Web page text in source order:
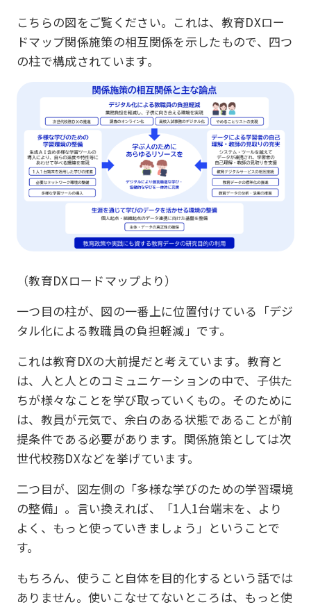
こちらの図をご覧ください。これは、教育DXロー
ドマップ関係施策の相互関係を示したもので、四つ
の柱で構成されています。
（教育DXロードマップより）
一つ目の柱が、図の一番上に位置付けている「デジ
タル化による教職員の負担軽減」です。
これは教育DXの大前提だと考えています。教育と
は、人と人とのコミュニケーションの中で、子供た
ちが様々なことを学び取っていくもの。そのために
は、教員が元気で、余白のある状態であることが前
提条件である必要があります。関係施策としては次
世代校務DXなどを挙げています。
二つ目が、図左側の「多様な学びのための学習環境
の整備」。言い換えれば、「1人1台端末を、より
よく、もっと使っていきましょう」ということで
す。
もちろん、使うこと自体を目的化するという話では
ありません。使いこなせてないところは、もっと使